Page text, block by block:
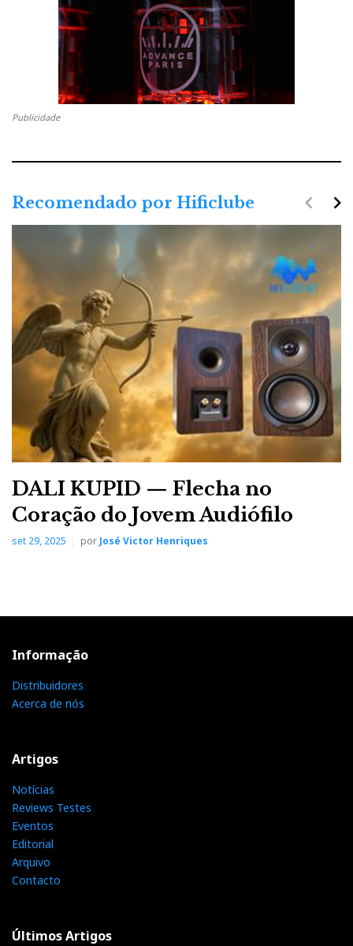
Publicidade
Recomendado por Hificlube
DALI KUPID — Flecha no
Coração do Jovem Audiófilo
set 29, 2025 porJosé Victor Henriques
navigate_next
navigate_before
Informação
Distribuidores
Acerca de nós
Artigos
Notícias
Reviews Testes
Eventos
Editorial
Arquivo
Contacto
Últimos Artigos